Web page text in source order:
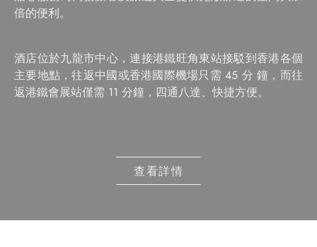
倍的便利。
酒店位於九龍市中心，連接港鐵旺角東站接駁到香港各個
主要地點，往返中國或香港國際機場只需 45 分 鐘，而往
返港鐵會展站僅需 11 分鐘，四通八達、快捷方便。
查看詳情